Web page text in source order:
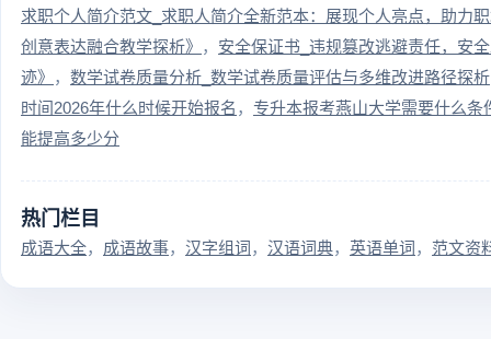
求职个人简介范文_求职人简介全新范本：展现个人亮点，助力
创意表达融合教学探析》
安全保证书_违规篡改逃避责任，安
迹》
数学试卷质量分析_数学试卷质量评估与多维改进路径探析
时间2026年什么时候开始报名
专升本报考燕山大学需要什么条
能提高多少分
热门栏目
成语大全 成语故事 汉字组词 汉语词典 英语单词 范文资